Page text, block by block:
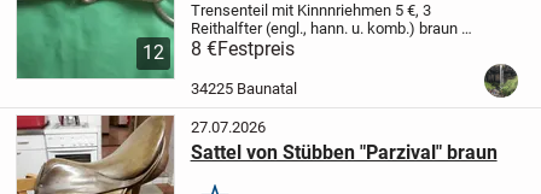
12
Trensenteil mit Kinnnriehmen 5 €, 3
Reithalfter (engl., hann. u. komb.) braun 5
€, Martingall (braun) 10 €,
für Turnier 5 €
weiß, Springen, bordeaux...
8 €Festpreis
34225 Baunatal
27.07.2026
Sattel von Stübben "Parzival" braun